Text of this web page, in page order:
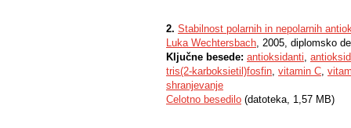
2. Stabilnost polarnih in nepolarnih
Luka Wechtersbach, 2005, diplomsko
Ključne besede: antioksidanti,
tris(2-karboksietil)fosfin, vitamin C,
shranjevanje
Celotno besedilo (datoteka, 1,57 MB)